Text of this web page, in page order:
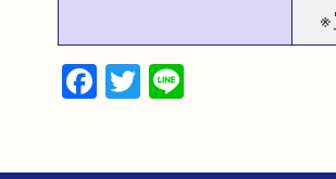
Facebook
Twitter
Line